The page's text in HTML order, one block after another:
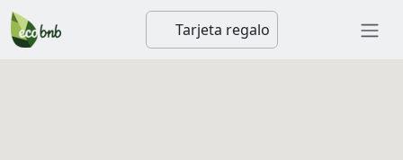
Tarjeta regalo